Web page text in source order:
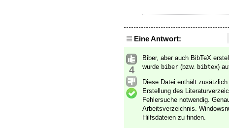
Eine Antwort:
4
Biber, aber auch BibTeX
wurde biber (bzw. bibtex)
Diese Datei enthält
Erstellung des
Fehlersuche notwendig.
Arbeitsverzeichnis.
Hilfsdateien zu finden.